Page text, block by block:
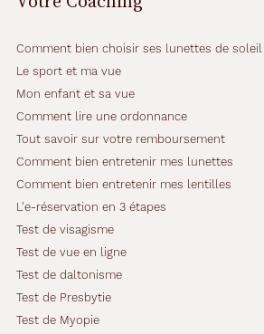
Comment bien choisir ses lunettes de soleil
Le sport et ma vue
Mon enfant et sa vue
Comment lire une ordonnance
Tout savoir sur votre remboursement
Comment bien entretenir mes lunettes
Comment bien entretenir mes lentilles
L'e-réservation en 3 étapes
Test de visagisme
Test de vue en ligne
Test de daltonisme
Test de Presbytie
Test de Myopie